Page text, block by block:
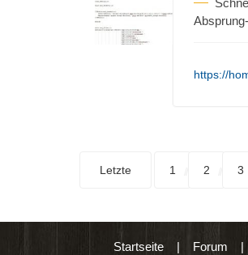
https://
Letzte 1 2 3
Startseite| Forum